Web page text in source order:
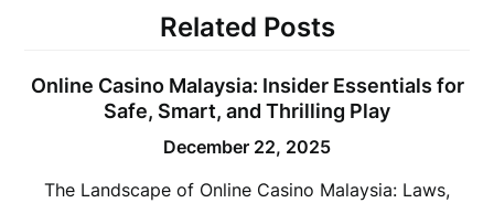
Related Posts
Online Casino Malaysia: Insider Essentials for
Safe, Smart, and Thrilling Play
December 22, 2025
The Landscape of Online Casino Malaysia: Laws,